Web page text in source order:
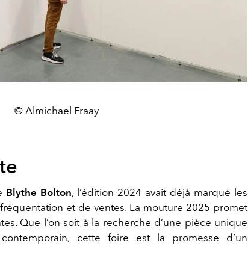
© Almichael Fraay
Blythe Bolton, l’édition 2024 avait déjà marqué les
et de ventes. La mouture 2025 promet
Que l’on soit à la recherche d’une pièce unique
cette foire est la promesse d’un